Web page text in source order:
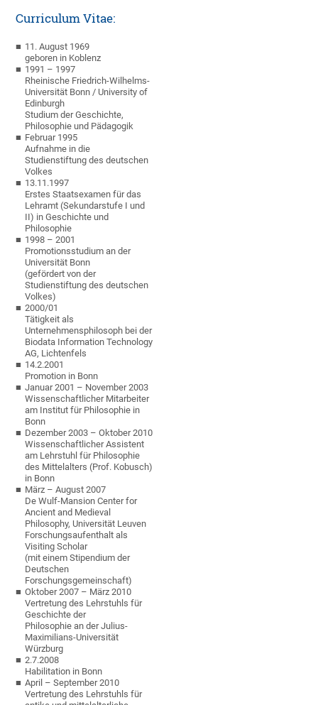
Curriculum Vitae:
11. August 1969
geboren in Koblenz
1991 – 1997
Rheinische Friedrich-Wilhelms-
Universität Bonn / University of
Edinburgh
Studium der Geschichte,
Philosophie und Pädagogik
Februar 1995
Aufnahme in die
Studienstiftung des deutschen
Volkes
13.11.1997
Erstes Staatsexamen für das
Lehramt (Sekundarstufe I und
II) in Geschichte und
Philosophie
1998 – 2001
Promotionsstudium an der
Universität Bonn
(gefördert von der
Studienstiftung des deutschen
Volkes)
2000/01
Tätigkeit als
Unternehmensphilosoph bei der
Biodata Information Technology
AG, Lichtenfels
14.2.2001
Promotion in Bonn
Januar 2001 – November 2003
Wissenschaftlicher Mitarbeiter
am Institut für Philosophie in
Bonn
Dezember 2003 – Oktober 2010
Wissenschaftlicher Assistent
am Lehrstuhl für Philosophie
des Mittelalters (Prof. Kobusch)
in Bonn
März – August 2007
De Wulf-Mansion Center for
Ancient and Medieval
Philosophy, Universität Leuven
Forschungsaufenthalt als
Visiting Scholar
(mit einem Stipendium der
Deutschen
Forschungsgemeinschaft)
Oktober 2007 – März 2010
Vertretung des Lehrstuhls für
Geschichte der
Philosophie an der Julius-
Maximilians-Universität
Würzburg
2.7.2008
Habilitation in Bonn
April – September 2010
Vertretung des Lehrstuhls für